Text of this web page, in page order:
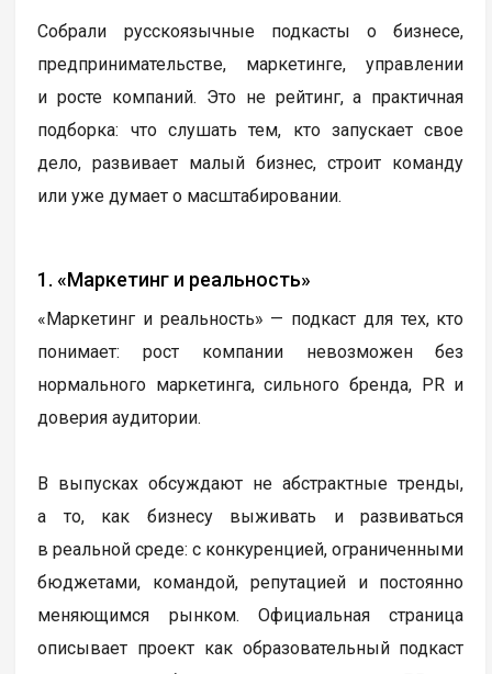
Собрали русскоязычные подкасты о бизнесе,
предпринимательстве, маркетинге, управлении
и росте компаний. Это не рейтинг, а практичная
подборка: что слушать тем, кто запускает свое
дело, развивает малый бизнес, строит команду
или уже думает о масштабировании.
1. «Маркетинг и реальность»
«Маркетинг и реальность» — подкаст для тех, кто
понимает: рост компании невозможен без
нормального маркетинга, сильного бренда, PR и
доверия аудитории.
В выпусках обсуждают не абстрактные тренды,
а то, как бизнесу выживать и развиваться
в реальной среде: с конкуренцией, ограниченными
бюджетами, командой, репутацией и постоянно
меняющимся рынком. Официальная страница
описывает проект как образовательный подкаст